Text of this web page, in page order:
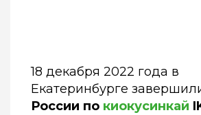
18 декабря 2022 года в
Екатеринбурге
России по киокусинкай